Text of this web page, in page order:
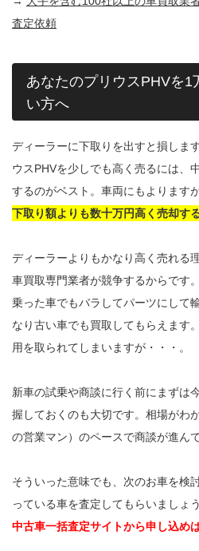
査定依頼
あなたのプリウスPHVを1
い方へ
ディーラーに下取りを出すと損しま
ウスPHVを少しでも高く売るには、
するのがベスト。車両にもよります
下取り額よりも数十万円高く売却す
ディーラーよりもかなり高く売れる
車買取専門業者が競争するからです
乗った車でもバラしてパーツにして
なり古い車でも買取してもらえます
用を取られてしまいますが・・・。
新車の試乗や商談に行く前にまずは
握しておくのも大切です。相場がわ
の営業マン）のペースで商談が進ん
そういった意味でも、次のお車を検
っている車を査定してもらいましょ
中古車一括査定サイトから申し込め